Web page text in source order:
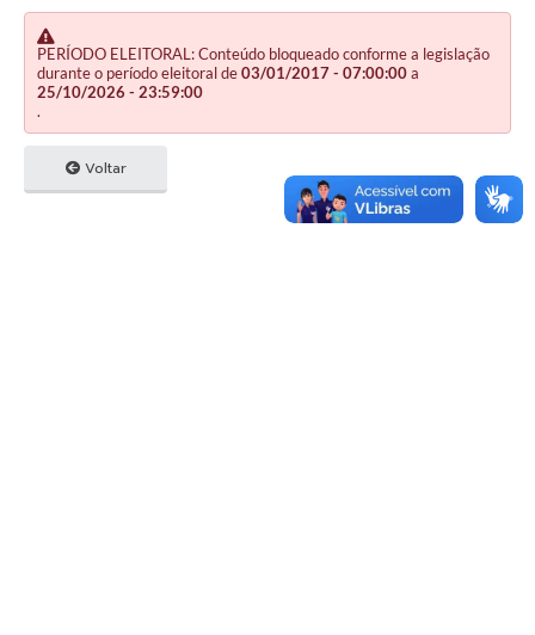
PERÍODO ELEITORAL: Conteúdo bloqueado conforme a legislação
durante o período eleitoral de03/01/2017 - 07:00:00a
25/10/2026 - 23:59:00
.
Voltar